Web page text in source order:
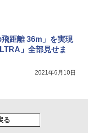
飛距離 36m」を実現
」全部見せま
2021年6月10日
る